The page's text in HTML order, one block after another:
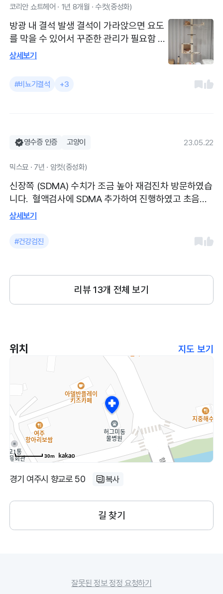
코리안 쇼트헤어 · 1년 8개월 · 수컷(중성화)
방광 내 결석 발생 결석이 가라앉으면 요도
를 막을 수 있어서 꾸준한 관리가 필요함
지난번 진료 결과 확인 계속 유리너리 사료
상세보기
#비뇨기결석 +3
영수증 인증 고양이 23.05.22
믹스묘 · 7년 · 암컷(중성화)
신장쪽 (SDMA) 수치가 조금 높아 재검진차 방문하였습
니다. 혈액검사에 SDMA 추가하여 진행하였고 초음파
도 함께 봤습니다. 원장님, 테크니션 선생님들 모두 친절
다 고양이 대기실이 따로 있었고 펠리웨이도 꽂혀있는
명해주진 않는데, 허그미 원장님은 정말 상세하게 설명
해주셔서 감사했어요~~ 앞으로 병원은 여기로 정착하
려고 합니다!
상세보기
#건강검진
리뷰13개 전체 보기
위치 지도 보기
30m
경기 여주시 향교로 50 복사
길 찾기
잘못된 정보 정정 요청하기